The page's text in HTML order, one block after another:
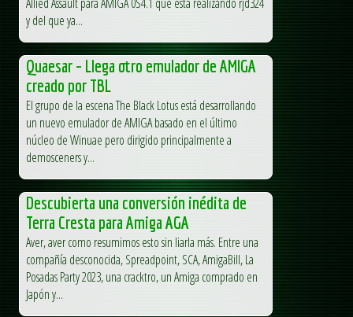
y del que ya...
Quaesar – Llega otro emulador de AMIGA
creado por TBL
El grupo de la escena The Black Lotus está desarrollando
un nuevo emulador de AMIGA basado en el último
núcleo de Winuae pero dirigido principalmente a
demosceners y...
Descubierta una conversión inédita de
Terra Cresta para Amiga AGA
Aver, aver como resumimos esto sin liarla más. Entre una
compañía desconocida, Spreadpoint, SCA, AmigaBill, La
Posadas Party 2023, una cracktro, un Amiga comprado en
Japón y...